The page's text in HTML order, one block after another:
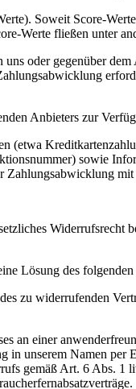
Soweit Score-
Werte fließen unter
oder gegenüber
Anbieters zur
(etwa
sowie
Lösung des
zu widerrufenden
an einer
unserem Namen
gemäß Art. 6